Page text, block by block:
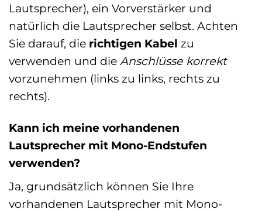
Lautsprecher), ein Vorverstärker und
natürlich die Lautsprecher selbst. Achten
Sie darauf, die richtigen Kabel zu
verwenden und die Anschlüsse korrekt
vorzunehmen (links zu links, rechts zu
rechts).
Kann ich meine vorhandenen
Lautsprecher mit Mono-Endstufen
verwenden?
Ja, grundsätzlich können Sie Ihre
vorhandenen Lautsprecher mit Mono-